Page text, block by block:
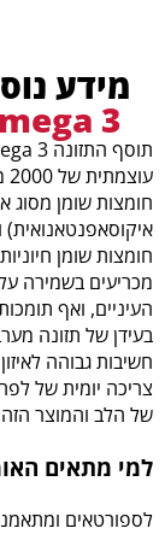
מידע
3
חומצות שומן
מכריעים בשמירה
העיניים, ואף
חשיבות גבוהה
של הלב והמוצר
למי מתאים האומגה 3 של סייטק
לספורטאים